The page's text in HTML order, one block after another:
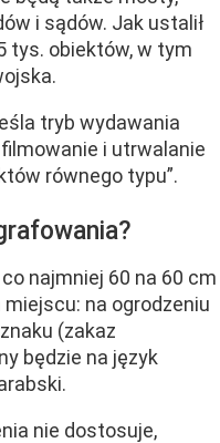
i sądów. Jak ustalił
tys. obiektów, w tym
tryb wydawania
i utrwalanie
równego typu”.
najmniej 60 na 60 cm
na ogrodzeniu
(zakaz
będzie na język
nie dostosuje,